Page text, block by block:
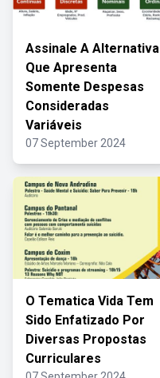
Assinale A Alternativa
Que Apresenta
Somente Despesas
Consideradas
Variáveis
07 September 2024
O Tematica Vida Tem
Sido Enfatizado Por
Diversas Propostas
Curriculares